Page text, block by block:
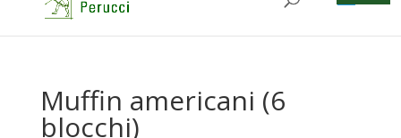
Muffin americani (6
blocchi)